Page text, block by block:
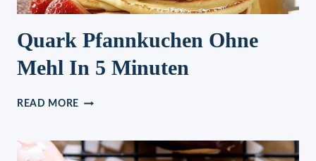
Quark Pfannkuchen Ohne
Mehl In 5 Minuten
READ MORE QUARK
MEHL